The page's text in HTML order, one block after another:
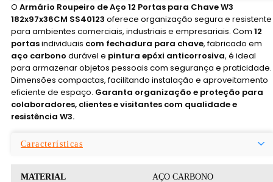
O Armário Roupeiro de Aço 12 Portas para Chave W3
182x97x36CM SS40123 oferece organização segura e resistente
para ambientes comerciais, industriais e empresariais. Com 12
portasindividuais com fechadura para chave, fabricado em
aço carbono durável e pintura epóxi anticorrosiva, é ideal
para armazenar objetos pessoais com segurança e praticidade.
Dimensões compactas, facilitando instalação e aproveitamento
eficiente de espaço. Garanta organização e proteção para
colaboradores, clientes e visitantes com qualidade e
resistência W3.
Características
MATERIAL AÇO CARBONO